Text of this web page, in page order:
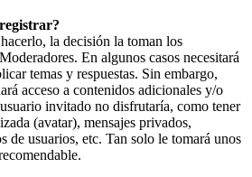
la decisión la toman los
En algunos casos necesitará
temas y respuestas. Sin embargo,
acceso a contenidos adicionales y/o
invitado no disfrutaría, como tener
(avatar), mensajes privados,
de usuarios, etc. Tan solo le tomará unos